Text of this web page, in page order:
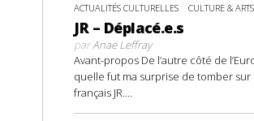
ACTUALITÉS CULTURELLES CULTURE & ARTS
JR – Déplacé.e.s
parAnaë Leffray
Avant-propos De l’autre côté de
quelle fut ma surprise de tomber
français JR....